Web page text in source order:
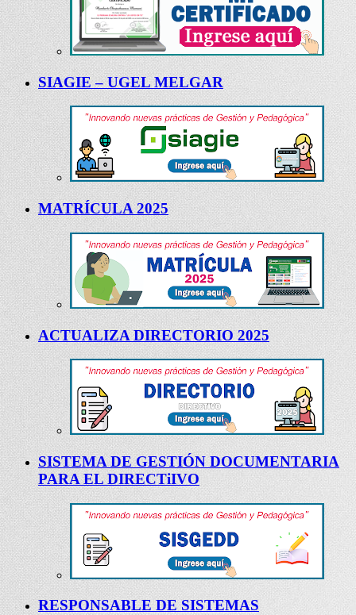
SIAGIE – UGEL MELGAR
MATRÍCULA 2025
ACTUALIZA DIRECTORIO 2025
SISTEMA DE GESTIÓN DOCUMENTARIA
PARA EL DIRECTiIVO
RESPONSABLE DE SISTEMAS